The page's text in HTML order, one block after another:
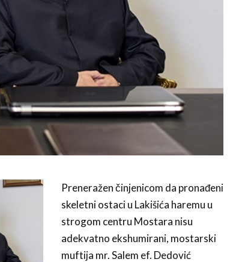
Preneražen činjenicom da pronađe­ni
skeletni ostaci u Lakišića hare­mu u
strogom centru Mostara nisu
adekvatno ekshumirani, mostarski
muftija mr. Salem ef. Dedović